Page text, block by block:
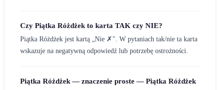
Czy Piątka Różdżek to karta TAK czy NIE?
Piątka Różdżek jest kartą „Nie ✗". W pytaniach tak/nie ta karta
wskazuje na negatywną odpowiedź lub potrzebę ostrożności.
Piątka Różdżek — znaczenie proste — Piątka Różdżek